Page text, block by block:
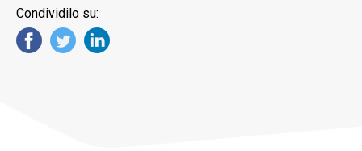
Condividilo su: